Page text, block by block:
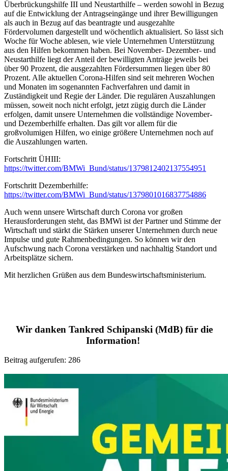
Überbrückungshilfe III und Neustarthilfe – werden sowohl in Bezug
auf die Entwicklung der Antragseingänge und ihrer Bewilligungen
als auch in Bezug auf das beantragte und ausgezahlte
Fördervolumen dargestellt und wöchentlich aktualisiert. So lässt sich
Woche für Woche ablesen, wie viele Unternehmen Unterstützung
aus den Hilfen bekommen haben. Bei November- Dezember- und
Neustarthilfe liegt der Anteil der bewilligten Anträge jeweils bei
über 90 Prozent, die ausgezahlten Fördersummen liegen über 80
Prozent. Alle aktuellen Corona-Hilfen sind seit mehreren Wochen
und Monaten im sogenannten Fachverfahren und damit in
Zuständigkeit und Regie der Länder. Die regulären Auszahlungen
müssen, soweit noch nicht erfolgt, jetzt zügig durch die Länder
erfolgen, damit unsere Unternehmen die vollständige November-
und Dezemberhilfe erhalten. Das gilt vor allem für die
großvolumigen Hilfen, wo einige größere Unternehmen noch auf
die Auszahlungen warten.
Fortschritt ÜHIII:
https://twitter.com/BMWi_Bund/status/1379812402137554951
Fortschritt Dezemberhilfe:
https://twitter.com/BMWi_Bund/status/1379801016837754886
Auch wenn unsere Wirtschaft durch Corona vor großen
Herausforderungen steht, das BMWi ist der Partner und Stimme der
Wirtschaft und stärkt die Stärken unserer Unternehmen durch neue
Impulse und gute Rahmenbedingungen. So können wir den
Aufschwung nach Corona verstärken und nachhaltig Standort und
Arbeitsplätze sichern.
Mit herzlichen Grüßen aus dem Bundeswirtschaftsministerium.
Wir danken Tankred Schipanski (MdB) für die
Information!
Beitrag aufgerufen: 286